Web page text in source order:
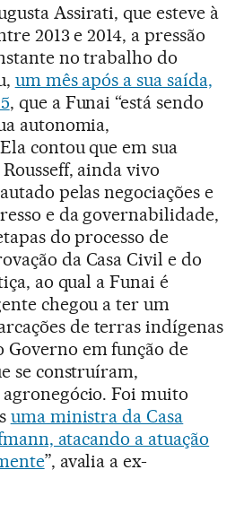
Assirati, que esteve à
2013 e 2014, a pressão
no trabalho do
um mês após a sua saída,
, que a Funai “está sendo
autonomia,
contou que em sua
ainda vivo
pelas negociações e
e da governabilidade,
do processo de
da Casa Civil e do
ao qual a Funai é
chegou a ter um
de terras indígenas
em função de
se construíram,
Foi muito
uma ministra da Casa
atacando a atuação
”, avalia a ex-